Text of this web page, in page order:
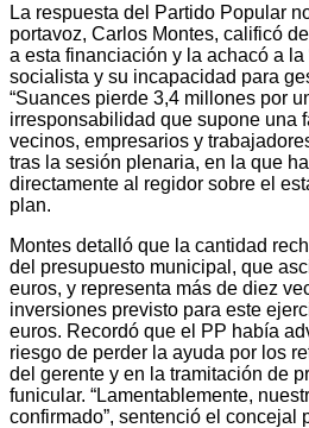
La respuesta del Partido Popular
portavoz, Carlos Montes, calificó
a esta financiación y la achacó a
socialista y su incapacidad para
“Suances pierde 3,4 millones por
irresponsabilidad que supone una
vecinos, empresarios y
tras la sesión plenaria, en la que
directamente al regidor sobre el
plan.
Montes detalló que la cantidad
del presupuesto municipal, que
euros, y representa más de diez
inversiones previsto para este
euros. Recordó que el PP había
riesgo de perder la ayuda por los
del gerente y en la tramitación de
funicular. “Lamentablemente,
confirmado”, sentenció el concejal